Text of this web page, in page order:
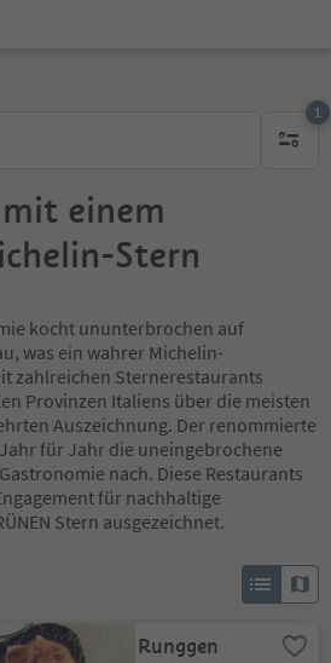
1
1
einem
Stern
kocht ununterbrochen auf
was ein wahrer Michelin-
zahlreichen Sternerestaurants
Provinzen Italiens über die meisten
Auszeichnung. Der renommierte
für Jahr die uneingebrochene
nach. Diese Restaurants
für nachhaltige
Stern ausgezeichnet.
Lerchner's in Runggen